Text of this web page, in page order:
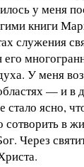
у меня
книги
служения
У меня
— и в
ясно,
сотворить в
Через